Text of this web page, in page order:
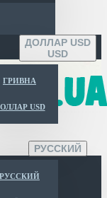
ДОЛЛАР USD
USD
ГРИВНА
USD
РУССКИЙ
РУССКИЙ